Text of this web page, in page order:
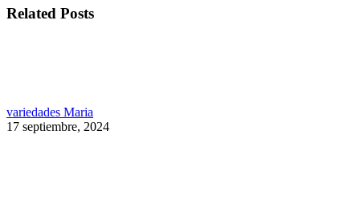
Related Posts
variedades Maria
17 septiembre, 2024